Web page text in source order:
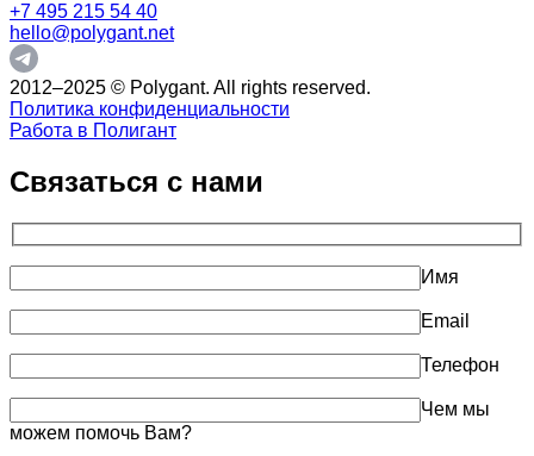
+7 495 215 54 40
hello@polygant.net
2012–2025 © Polygant. All rights reserved.
Политика конфиденциальности
Работа в Полигант
Связаться с нами
Имя
Email
Телефон
Чем мы
можем помочь Вам?